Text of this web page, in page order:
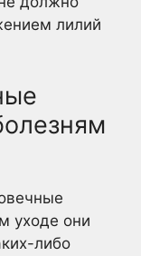
лилий
уходе они
либо